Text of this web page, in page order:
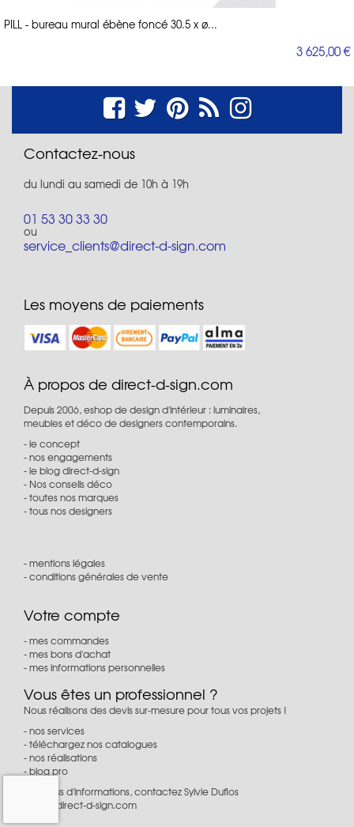
PILL - bureau mural ébène foncé 30.5 x ø...
3 625,00 €
Contactez-nous
du lundi au samedi de 10h à 19h
01 53 30 33 30
ou
service_clients@direct-d-sign.com
Les moyens de paiements
À propos de direct-d-sign.com
Depuis 2006, eshop de design d'intérieur : luminaires,
meubles et déco de designers contemporains.
le concept
nos engagements
le blog direct-d-sign
Nos conseils déco
toutes nos marques
tous nos designers
mentions légales
conditions générales de vente
Votre compte
mes commandes
mes bons d'achat
mes informations personnelles
Vous êtes un professionnel ?
Nous réalisons des devis sur-mesure pour tous vos projets !
nos services
téléchargez nos catalogues
nos réalisations
blog pro
Pour plus d'informations, contactez Sylvie Duflos
pro@direct-d-sign.com